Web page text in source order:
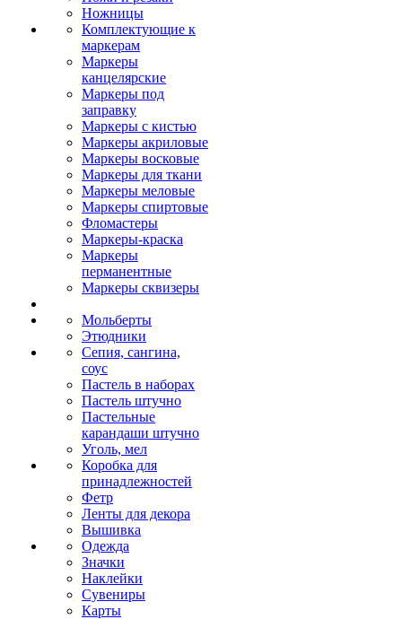
Ножницы
Комплектующие к
маркерам
Маркеры
канцелярские
Маркеры под
заправку
Маркеры с кистью
Маркеры акриловые
Маркеры восковые
Маркеры для ткани
Маркеры меловые
Маркеры спиртовые
Фломастеры
Маркеры-краска
Маркеры
перманентные
Маркеры сквизеры
Мольберты
Этюдники
Сепия, сангина,
соус
Пастель в наборах
Пастель штучно
Пастельные
карандаши штучно
Уголь, мел
Коробка для
принадлежностей
Фетр
Ленты для декора
Вышивка
Одежда
Значки
Наклейки
Сувениры
Карты